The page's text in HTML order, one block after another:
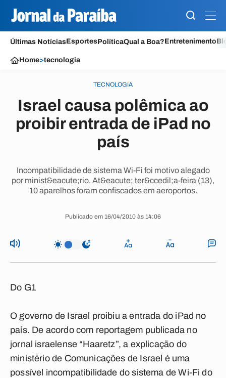
Últimas NotíciasEsportesPolíticaQual a Boa?Entretenimento
Home>tecnologia
TECNOLOGIA
Israel causa polêmica ao
proibir entrada de iPad no
país
Incompatibilidade de sistema Wi-Fi foi motivo alegado
por minist&eacute;rio. At&eacute; ter&ccedil;a-feira (13),
10 aparelhos foram confiscados em aeroportos.
Publicado em 16/04/2010 às 14:06
Do G1
O governo de Israel proibiu a entrada do iPad no
país. De acordo com reportagem publicada no
jornal israelense “Haaretz”, a explicação do
ministério de Comunicações de Israel é uma
possível incompatibilidade do sistema de Wi-Fi do